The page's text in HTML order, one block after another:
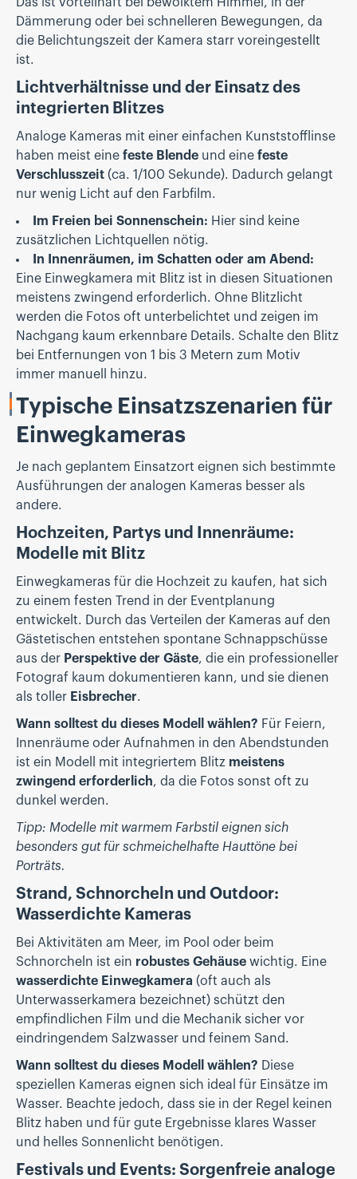
Dämmerung oder bei schnelleren Bewegungen, da
die Belichtungszeit der Kamera starr voreingestellt
ist.
Lichtverhältnisse und der Einsatz des
integrierten Blitzes
Analoge Kameras mit einer einfachen Kunststofflinse
haben meist eine feste Blende und eine feste
Verschlusszeit (ca. 1/100 Sekunde). Dadurch gelangt
nur wenig Licht auf den Farbfilm.
Im Freien bei Sonnenschein: Hier sind keine
zusätzlichen Lichtquellen nötig.
In Innenräumen, im Schatten oder am Abend:
Eine Einwegkamera mit Blitz ist in diesen Situationen
meistens zwingend erforderlich. Ohne Blitzlicht
werden die Fotos oft unterbelichtet und zeigen im
Nachgang kaum erkennbare Details. Schalte den Blitz
bei Entfernungen von 1 bis 3 Metern zum Motiv
immer manuell hinzu.
Typische Einsatzszenarien für
Einwegkameras
Je nach geplantem Einsatzort eignen sich bestimmte
Ausführungen der analogen Kameras besser als
andere.
Hochzeiten, Partys und Innenräume:
Modelle mit Blitz
Einwegkameras für die Hochzeit zu kaufen, hat sich
zu einem festen Trend in der Eventplanung
entwickelt. Durch das Verteilen der Kameras auf den
Gästetischen entstehen spontane Schnappschüsse
aus der Perspektive der Gäste, die ein professioneller
Fotograf kaum dokumentieren kann, und sie dienen
als toller Eisbrecher.
Wann solltest du dieses Modell wählen? Für Feiern,
Innenräume oder Aufnahmen in den Abendstunden
ist ein Modell mit integriertem Blitz meistens
zwingend erforderlich, da die Fotos sonst oft zu
dunkel werden.
Tipp: Modelle mit warmem Farbstil eignen sich
besonders gut für schmeichelhafte Hauttöne bei
Porträts.
Strand, Schnorcheln und Outdoor:
Wasserdichte Kameras
Bei Aktivitäten am Meer, im Pool oder beim
Schnorcheln ist ein robustes Gehäuse wichtig. Eine
wasserdichte Einwegkamera (oft auch als
Unterwasserkamera bezeichnet) schützt den
empfindlichen Film und die Mechanik sicher vor
eindringendem Salzwasser und feinem Sand.
Wann solltest du dieses Modell wählen? Diese
speziellen Kameras eignen sich ideal für Einsätze im
Wasser. Beachte jedoch, dass sie in der Regel keinen
Blitz haben und für gute Ergebnisse klares Wasser
und helles Sonnenlicht benötigen.
Festivals und Events: Sorgenfreie analoge